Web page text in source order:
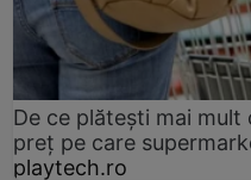
De ce plătești mai
preț pe care
playtech.ro